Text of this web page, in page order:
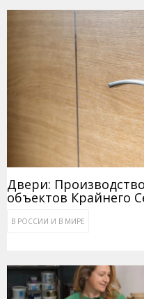
Двери:
объектов Крайнего
В РОССИИ И В МИРЕ